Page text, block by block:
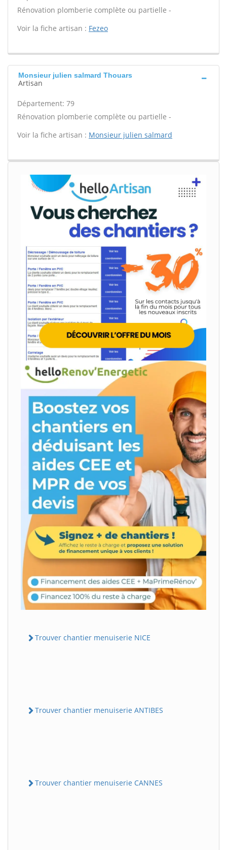
Rénovation plomberie complète ou partielle -
Voir la fiche artisan : Fezeo
Monsieur julien salmard Thouars
Artisan
Département: 79
Rénovation plomberie complète ou partielle -
Voir la fiche artisan : Monsieur julien salmard
Trouver chantier menuiserie NICE
Trouver chantier menuiserie ANTIBES
Trouver chantier menuiserie CANNES